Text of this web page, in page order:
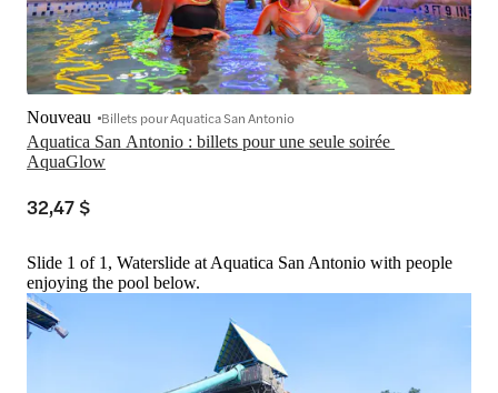
Aquatica San Antonio : billets pour une seule soirée
AquaGlow
Nouveau Billets pour Aquatica San Antonio
32,47 $
Slide 1 of 1, Waterslide at Aquatica San Antonio with people
enjoying the pool below.